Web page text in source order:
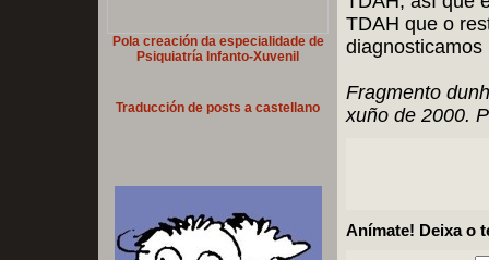
Pola creación da especialidade de
Psiquiatría Infanto-Xuvenil
Traducción de posts a castellano
TDAH que o
Fragmento
xuño de 2000.
Anímate! Deixa o